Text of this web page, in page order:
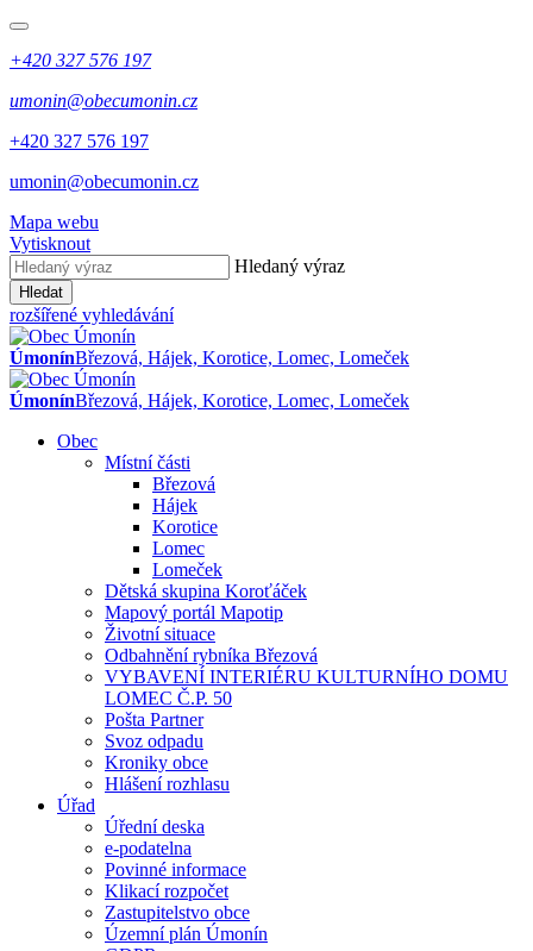
+420 327 576 197
umonin@obecumonin.cz
+420 327 576 197
umonin@obecumonin.cz
Mapa webu
Vytisknout
Hledaný výraz
Hledat
rozšířené vyhledávání
ÚmonínBřezová, Hájek, Korotice, Lomec, Lomeček
ÚmonínBřezová, Hájek, Korotice, Lomec, Lomeček
Obec
Místní části
Březová
Hájek
Korotice
Lomec
Lomeček
Dětská skupina Koroťáček
Mapový portál Mapotip
Životní situace
Odbahnění rybníka Březová
VYBAVENÍ INTERIÉRU KULTURNÍHO DOMU
LOMEC Č.P. 50
Pošta Partner
Svoz odpadu
Kroniky obce
Hlášení rozhlasu
Úřad
Úřední deska
e-podatelna
Povinné informace
Klikací rozpočet
Zastupitelstvo obce
Územní plán Úmonín